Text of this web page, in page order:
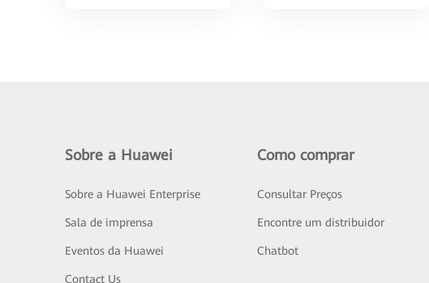
Sobre a Huawei
Sobre a Huawei Enterprise
Sala de imprensa
Eventos da Huawei
Contact Us
Como comprar
Consultar Preços
Encontre um distribuidor
Chatbot